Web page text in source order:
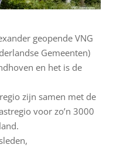
geopende VNG
Gemeenten)
en het is de
zijn samen met de
voor zo’n 3000